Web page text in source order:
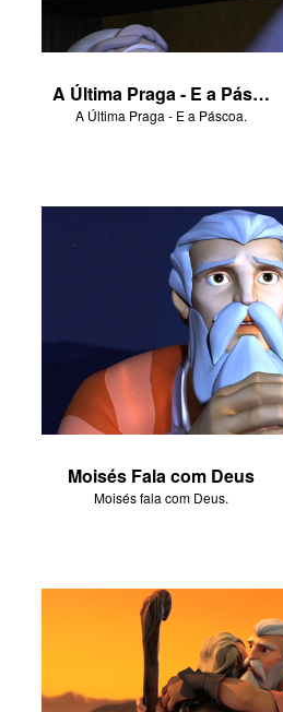
A Última Praga - E a Páscoa
A Última Praga - E a Páscoa.
Moisés Fala com Deus
Moisés fala com Deus.